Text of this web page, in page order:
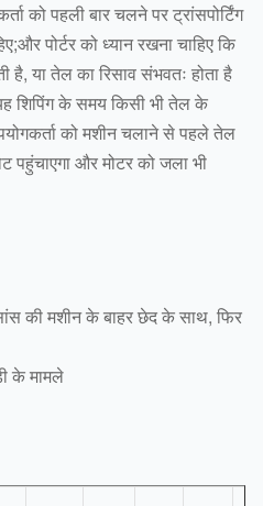
को पहली बार चलने पर ट्रांसपोर्टिंग
पोर्टर को ध्यान रखना चाहिए कि
या तेल का रिसाव संभवतः होता है
शिपिंग के समय किसी भी तेल के
को मशीन चलाने से पहले तेल
पहुंचाएगा और मोटर को जला भी
की मशीन के बाहर छेद के साथ, फिर
के मामले